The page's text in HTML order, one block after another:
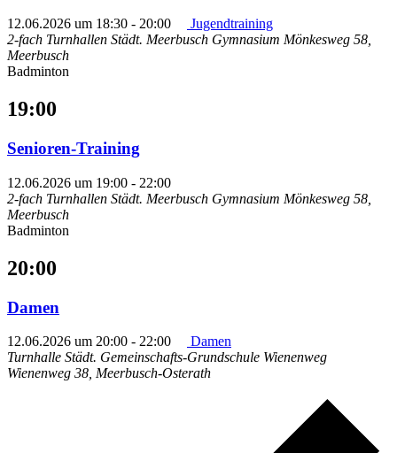
12.06.2026 um 18:30 - 20:00
Jugendtraining
2-fach Turnhallen Städt. Meerbusch Gymnasium Mönkesweg 58,
Meerbusch
Badminton
19:00
Senioren-Training
12.06.2026 um 19:00 - 22:00
2-fach Turnhallen Städt. Meerbusch Gymnasium Mönkesweg 58,
Meerbusch
Badminton
20:00
Damen
12.06.2026 um 20:00 - 22:00
Damen
Turnhalle Städt. Gemeinschafts-Grundschule Wienenweg
Wienenweg 38, Meerbusch-Osterath